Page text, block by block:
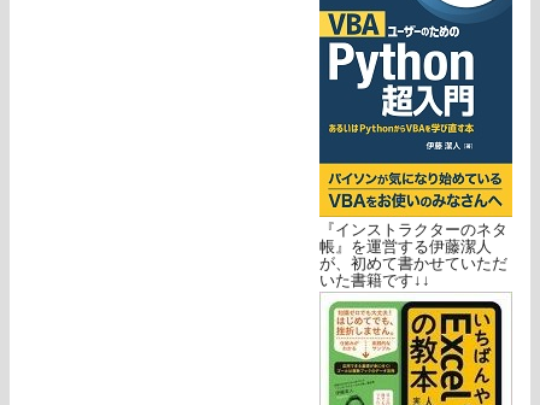
『インストラクターのネタ
帳』を運営する伊藤潔人
が、初めて書かせていただ
いた書籍です↓↓